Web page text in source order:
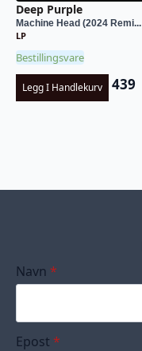
Deep Purple
Machine Head (2024 Remi...
LP
Bestillingsvare
Legg I Handlekurv 439
Navn *
Epost *